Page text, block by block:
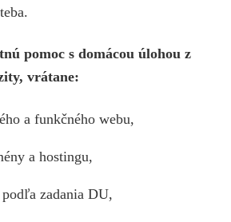
pomoc s domácou úlohou z
vrátane:
a funkčného webu,
a hostingu,
zadania DU,